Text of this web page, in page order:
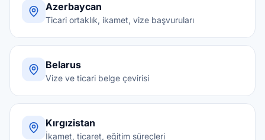
Azerbaycan
Ticari ortaklık, ikamet, vize başvuruları
Belarus
Vize ve ticari belge çevirisi
Kırgızistan
İkamet, ticaret, eğitim süreçleri